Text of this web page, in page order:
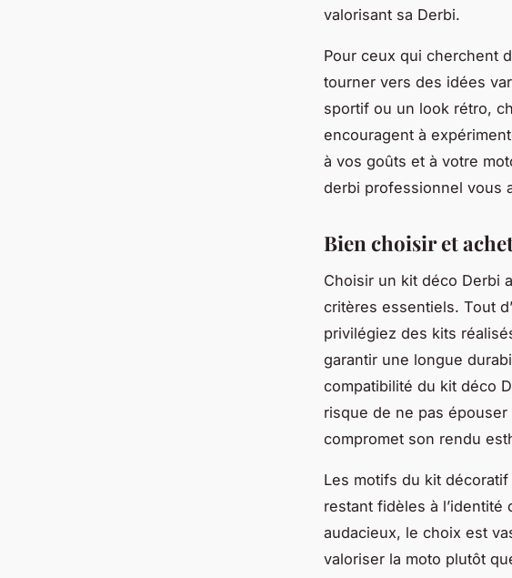
valorisant sa Derbi.
Pour ceux qui cherchent
tourner vers des idées
sportif ou un look rétro,
encouragent à
à vos goûts et à votre
derbi professionnel vous
Bien choisir et
Choisir un kit déco Derbi
critères essentiels. Tout
privilégiez des kits
garantir une longue
compatibilité du kit déco
risque de ne pas
compromet son rendu
Les motifs du kit
restant fidèles à
audacieux, le choix est
valoriser la moto plutôt